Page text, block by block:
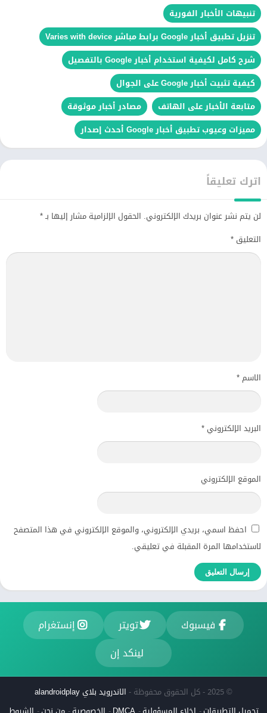
تنبيهات الأخبار الفورية
تنزيل تطبيق أخبار Google برابط مباشر Varies with device
شرح كامل لكيفية استخدام أخبار Google بالتفصيل
كيفية تثبيت أخبار Google على الجوال
متابعة الأخبار على الهاتف
مصادر أخبار موثوقة
مميزات وعيوب تطبيق أخبار Google أحدث إصدار
اترك تعليقاً
لن يتم نشر عنوان بريدك الإلكتروني. الحقول الإلزامية مشار إليها بـ*
التعليق *
الاسم*
البريد الإلكتروني *
الموقع الإلكتروني
احفظ اسمي، بريدي الإلكتروني، والموقع الإلكتروني في هذا المتصفح
لاستخدامها المرة المقبلة في تعليقي.
فيسبوك تويتر
إنستغرام
لينكد إن
© 2025 - كل الحقوق محفوظة -
الاندرويد بلاي alandroidplay